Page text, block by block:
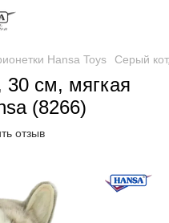
Hansa Toys Серый
30 см, мягкая
(8266)
отзыв